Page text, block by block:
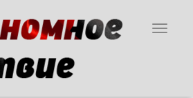
Toggle